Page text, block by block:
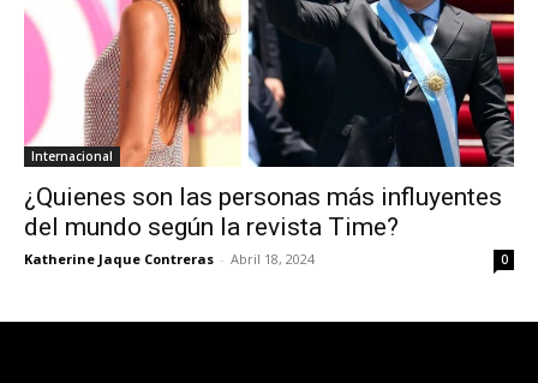
Internacional
¿Quienes son las personas más influyentes
del mundo según la revista Time?
Katherine Jaque Contreras - Abril 18, 2024 0